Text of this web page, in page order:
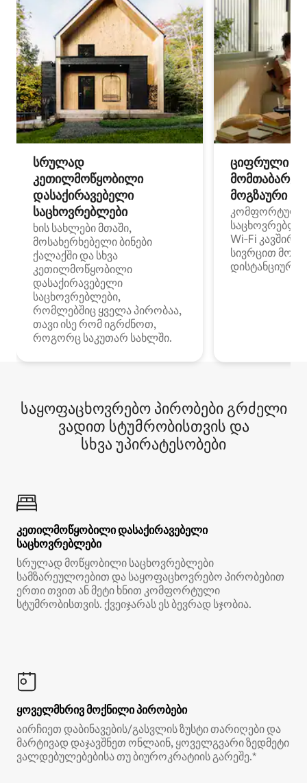
სრულად
კეთილმოწყობილი
დასაქირავებელი
საცხოვრებლები
ხის სახლები მთაში,
მოსახერხებელი ბინები
ქალაქში და სხვა
კეთილმოწყობილი
დასაქირავებელი
საცხოვრებლები,
რომლებშიც ყველა პირობაა,
თავი ისე რომ იგრძნოთ,
როგორც საკუთარ სახლში.
ციფრული
მოგზაური
კომფორტული
Wi‑Fi
სივრცით
დისტანციური
საყოფაცხოვრებო პირობები გრძელი
ვადით სტუმრობისთვის და
სხვა უპირატესობები
კეთილმოწყობილი დასაქირავებელი
საცხოვრებლები
სრულად მოწყობილი საცხოვრებლები
სამზარეულოებით და საყოფაცხოვრებო პირობებით
ერთი თვით ან მეტი ხნით კომფორტული
სტუმრობისთვის. ქვეიჯარას ეს ბევრად სჯობია.
ყოველმხრივ მოქნილი პირობები
აირჩიეთ დაბინავების/გასვლის ზუსტი თარიღები და
მარტივად დაჯავშნეთ ონლაინ, ყოველგვარი ზედმეტი
ვალდებულებებისა თუ ბიუროკრატიის გარეშე.*